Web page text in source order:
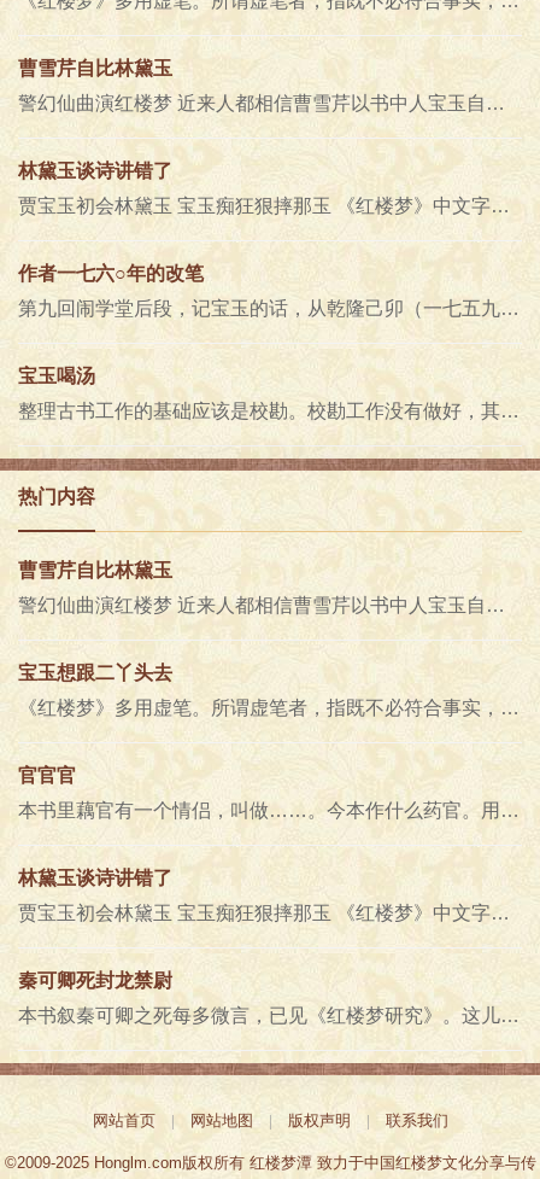
曹雪芹自比林黛玉
警幻仙曲演红楼梦 近来人都相信曹雪芹以书中人宝玉自寓生平，甚至于有想得过分，讲得过火的，仿佛书主人贾宝玉一举一动都代..
林黛玉谈诗讲错了
贾宝玉初会林黛玉 宝玉痴狂狠摔那玉 《红楼梦》中文字有各本皆同，实系错误，又不曾被发现的。如第四十八回，香菱跟黛玉学诗..
作者一七六○年的改笔
第九回闹学堂后段，记宝玉的话，从乾隆己卯（一七五九）到一九五三年的本子，大致均同。兹录脂砚斋己卯本为例： 瑞大爷反派..
宝玉喝汤
整理古书工作的基础应该是校勘。校勘工作没有做好，其他的工作即如筑室沙上，不能坚牢。如标点注释都必须附着本文，若本文先..
热门内容
曹雪芹自比林黛玉
警幻仙曲演红楼梦 近来人都相信曹雪芹以书中人宝玉自寓生平，甚至于有想得过分，讲得过火的，仿佛书主人贾宝玉一举一动都代..
宝玉想跟二丫头去
《红楼梦》多用虚笔。所谓虚笔者，指既不必符合事实，且似于书中的情理亦不允惬，或过重，或过轻，或所言在此而所感在彼，……..
官官官
本书里藕官有一个情侣，叫做……。今本作什么药官。用吃药来取名够古怪的，莫非是芍药花吗？ 芳官道：“他祭的就是死了的药..
林黛玉谈诗讲错了
贾宝玉初会林黛玉 宝玉痴狂狠摔那玉 《红楼梦》中文字有各本皆同，实系错误，又不曾被发现的。如第四十八回，香菱跟黛玉学诗..
秦可卿死封龙禁尉
本书叙秦可卿之死每多微言，已见《红楼梦研究》。这儿谈一个版本上的问题。第十三回“秦可卿死封龙禁尉”，照脂砚斋评看来，..
网站首页| 网站地图 | 版权声明 | 联系我们
©2009-2025 Honglm.com版权所有 红楼梦潭 致力于中国红楼梦文化分享与传